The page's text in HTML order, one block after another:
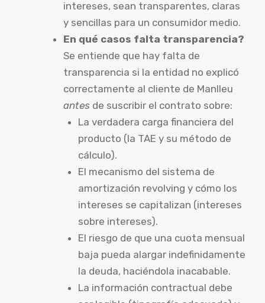
intereses, sean transparentes, claras
y sencillas para un consumidor medio.
En qué casos falta transparencia?
Se entiende que hay falta de
transparencia si la entidad no explicó
correctamente al cliente de Manlleu
antes de suscribir el contrato sobre:
La verdadera carga financiera del
producto (la TAE y su método de
cálculo).
El mecanismo del sistema de
amortización revolving y cómo los
intereses se capitalizan (intereses
sobre intereses).
El riesgo de que una cuota mensual
baja pueda alargar indefinidamente
la deuda, haciéndola inacabable.
La información contractual debe